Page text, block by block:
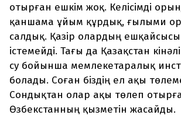
отырған ешкім жоқ. Келісімді
қаншама ұйым құрдық, ғылыми
салдық. Қазір олардың
істемейді. Тағы да Қазақстан
су бойынша мемлекетаралық
болады. Соған біздің ел ақы
Сондықтан олар ақы төлеп
Өзбекстанның қызметін жасайды.